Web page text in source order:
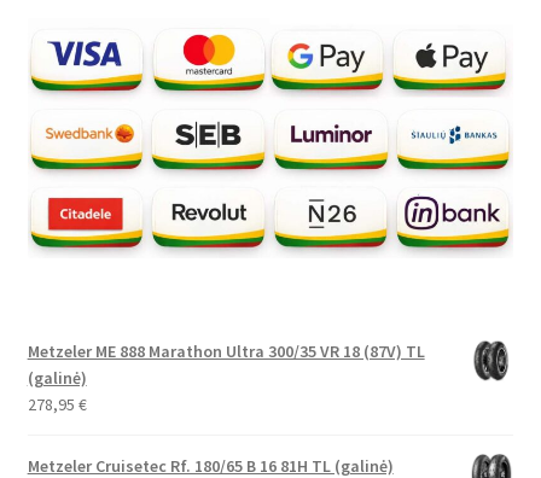
Metzeler ME 888 Marathon Ultra 300/35 VR 18 (87V) TL
(galinė)
278,95 €
Metzeler Cruisetec Rf. 180/65 B 16 81H TL (galinė)